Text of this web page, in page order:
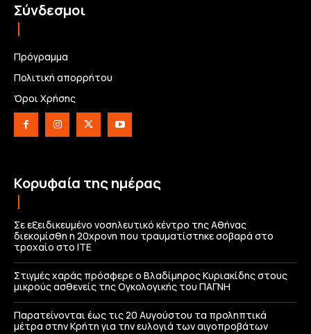
Σύνδεσμοι
Πρόγραμμα
Πολιτική απορρήτου
Όροι Χρήσης
Κορυφαία της ημέρας
Σε εξειδικευμένο νοσηλευτικό κέντρο της Αθήνας
διεκομίσθη η 20χρονη που τραυματίστηκε σοβαρά στο
τροχαίο στο ΙΤΕ
Στιγμές χαράς πρόσφερε ο Βλαδίμηρος Κυριακίδης στους
μικρούς ασθενείς της Ογκολογικής του ΠΑΓΝΗ
Παρατείνονται έως τις 20 Αυγούστου τα προληπτικά
μέτρα στην Κρήτη για την ευλογιά των αιγοπροβάτων